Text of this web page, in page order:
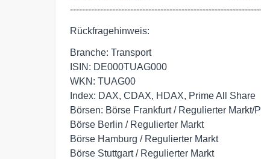
Rückfragehinweis:
Branche: Transport
ISIN: DE000TUAG000
WKN: TUAG00
Index: DAX, CDAX, HDAX, Prime All Share
Börsen: Börse Frankfurt / Regulierter Markt/
Börse Berlin / Regulierter Markt
Börse Hamburg / Regulierter Markt
Börse Stuttgart / Regulierter Markt